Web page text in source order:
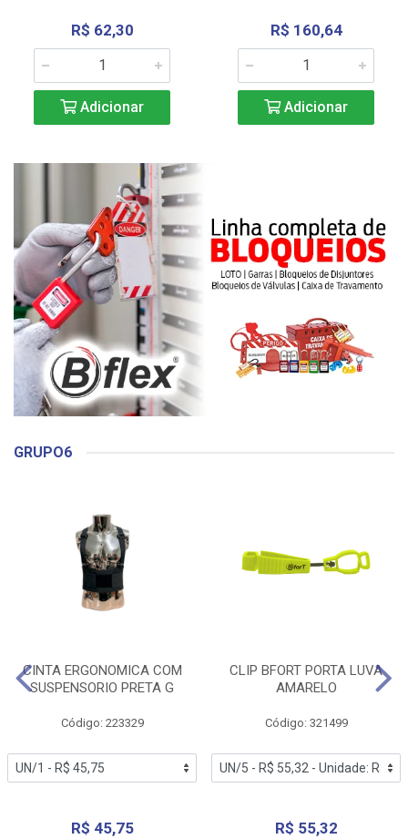
R$ 62,30
Adicionar
R$ 160,64
Adicionar
GRUPO6
CINTA ERGONOMICA COM
SUSPENSORIO PRETA G
Código: 223329
R$ 45,75
CLIP BFORT PORTA LUVA
AMARELO
Código: 321499
R$ 55,32